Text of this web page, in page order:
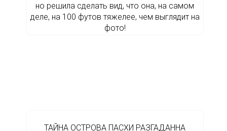
но решила сделать вид, что она, на самом
деле, на 100 футов тяжелее, чем выглядит на
фото!
ТАЙНА ОСТРОВА ПАСХИ РАЗГАДАННА